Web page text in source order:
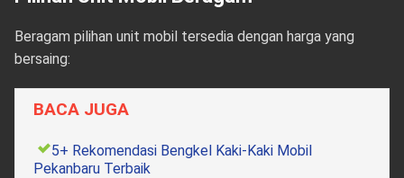
Beragam pilihan unit mobil tersedia dengan harga yang
bersaing:
BACA JUGA
5+ Rekomendasi Bengkel Kaki-Kaki Mobil
Pekanbaru Terbaik